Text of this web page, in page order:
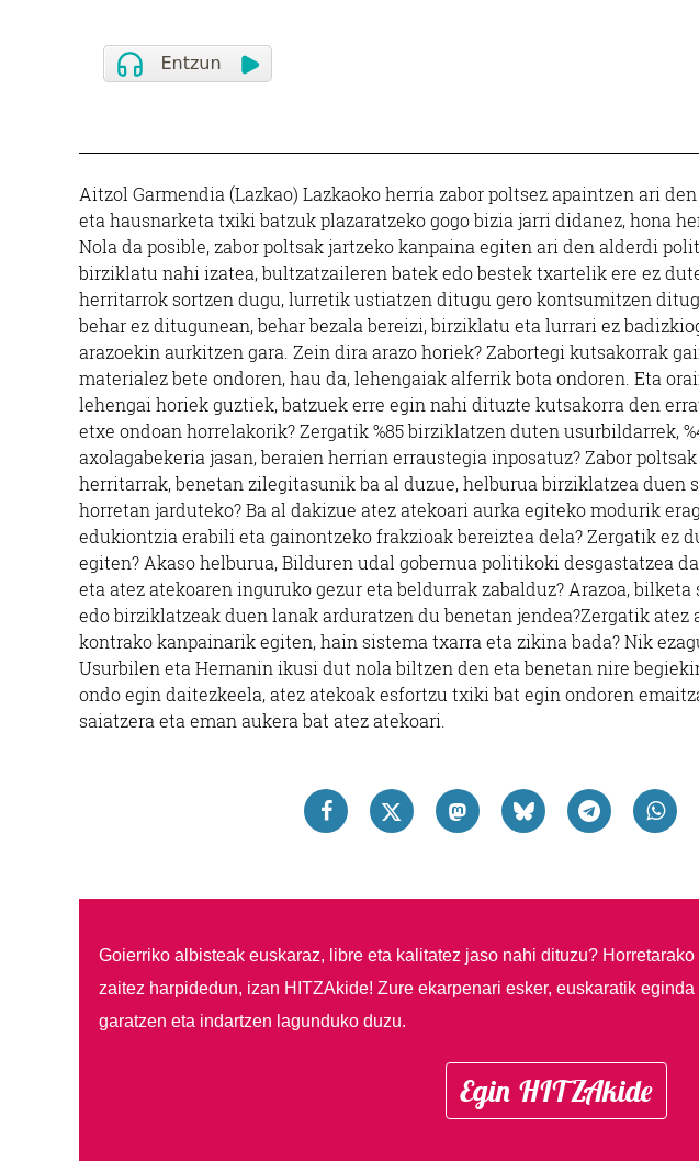
Aitzol Garmendia (Lazkao) Lazkaoko herria zabor poltsez apaintzen ari
eta hausnarketa txiki batzuk plazaratzeko gogo bizia jarri didanez, hona
Nola da posible, zabor poltsak jartzeko kanpaina egiten ari den alderdi
birziklatu nahi izatea, bultzatzaileren batek edo bestek txartelik ere ez
herritarrok sortzen dugu, lurretik ustiatzen ditugu gero kontsumitzen
behar ez ditugunean, behar bezala bereizi, birziklatu eta lurrari ez
arazoekin aurkitzen gara. Zein dira arazo horiek? Zabortegi kutsakorrak
materialez bete ondoren, hau da, lehengaiak alferrik bota ondoren. Eta
lehengai horiek guztiek, batzuek erre egin nahi dituzte kutsakorra den
etxe ondoan horrelakorik? Zergatik %85 birziklatzen duten usurbildarrek,
axolagabekeria jasan, beraien herrian erraustegia inposatuz? Zabor
herritarrak, benetan zilegitasunik ba al duzue, helburua birziklatzea duen
horretan jarduteko? Ba al dakizue atez atekoari aurka egiteko modurik
edukiontzia erabili eta gainontzeko frakzioak bereiztea dela? Zergatik ez
egiten? Akaso helburua, Bilduren udal gobernua politikoki desgastatzea
eta atez atekoaren inguruko gezur eta beldurrak zabalduz? Arazoa,
edo birziklatzeak duen lanak arduratzen du benetan jendea?Zergatik
kontrako kanpainarik egiten, hain sistema txarra eta zikina bada? Nik
Usurbilen eta Hernanin ikusi dut nola biltzen den eta benetan nire
ondo egin daitezkeela, atez atekoak esfortzu txiki bat egin ondoren
saiatzera eta eman aukera bat atez atekoari.
Goierriko albisteak euskaraz, libre eta kalitatez jaso nahi dituzu?
zaitez harpidedun, izan HITZAkide! Zure ekarpenari esker, euskaratik
garatzen eta indartzen lagunduko duzu.
Egin HITZAkide